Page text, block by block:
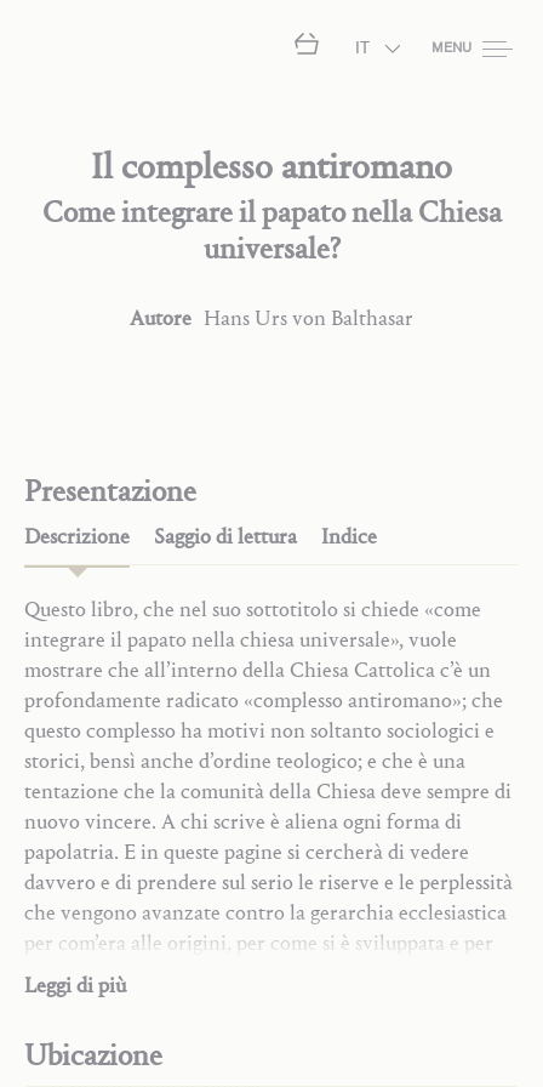
IT MENU
Il complesso antiromano
Come integrare il papato nella Chiesa
universale?
Autore Hans Ursvon Balthasar
Presentazione
Descrizione Saggio di lettura Indice
Questo libro, che nel suo sottotitolo si chiede «come
integrare il papato nella chiesa universale», vuole
mostrare che all’interno della Chiesa Cattolica c’è un
profondamente radicato «complesso antiromano»; che
questo complesso ha motivi non soltanto sociologici e
storici, bensì anche d’ordine teologico; e che è una
tentazione che la comunità della Chiesa deve sempre di
nuovo vincere. A chi scrive è aliena ogni forma di
papolatria. E in queste pagine si cercherà di vedere
davvero e di prendere sul serio le riserve e le perplessità
che vengono avanzate contro la gerarchia ecclesiastica
per com’era alle origini, per come si è sviluppata e per
come è oggi; e la circostanza che nel XX secolo abbiamo
avuto la grazia di avere una serie di papi totalmente
ci indurrà a separare come per magia questo secolo dalla
Leggi di più
Ubicazione
Saggi teologici
Parola di Dio e preghiera contemplativa